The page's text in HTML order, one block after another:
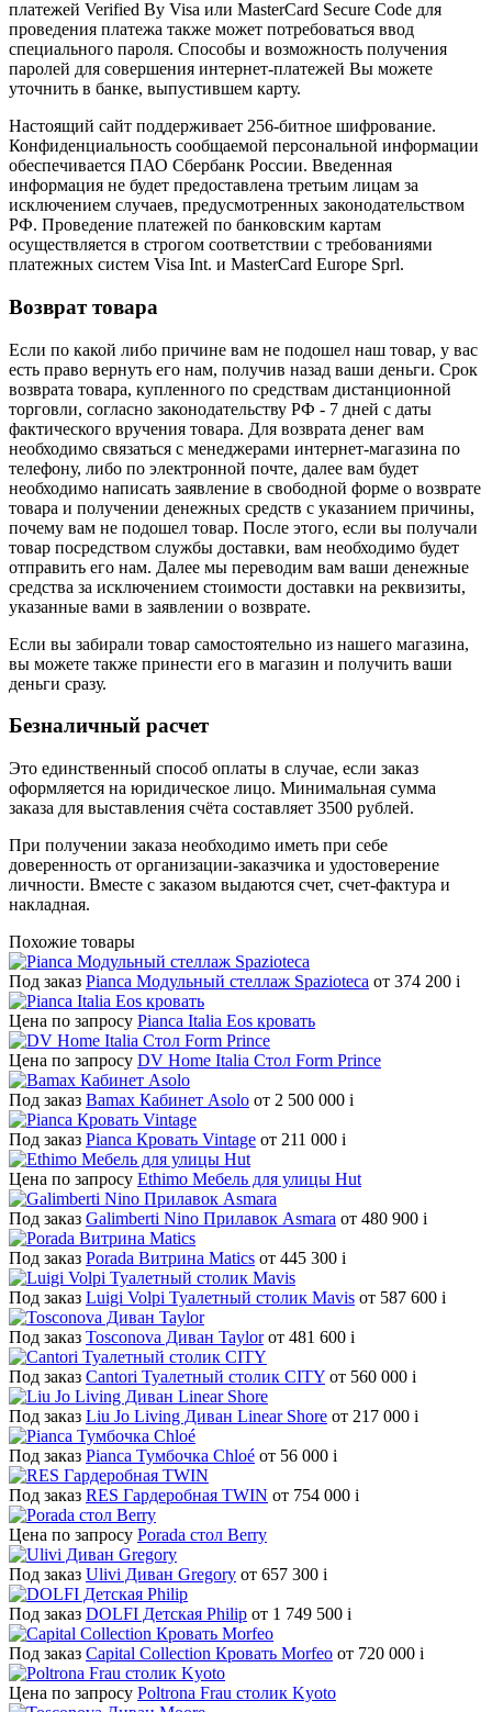
платежей Verified By Visa или MasterCard Secure Code для
проведения платежа также может потребоваться ввод
специального пароля. Способы и возможность получения
паролей для совершения интернет-платежей Вы можете
уточнить в банке, выпустившем карту.
Настоящий сайт поддерживает 256-битное шифрование.
Конфиденциальность сообщаемой персональной информации
обеспечивается ПАО Сбербанк России. Введенная
информация не будет предоставлена третьим лицам за
исключением случаев, предусмотренных законодательством
РФ. Проведение платежей по банковским картам
осуществляется в строгом соответствии с требованиями
платежных систем Visa Int. и MasterCard Europe Sprl.
Возврат товара
Если по какой либо причине вам не подошел наш товар, у вас
есть право вернуть его нам, получив назад ваши деньги. Срок
возврата товара, купленного по средствам дистанционной
торговли, согласно законодательству РФ - 7 дней с даты
фактического вручения товара. Для возврата денег вам
необходимо связаться с менеджерами интернет-магазина по
телефону, либо по электронной почте, далее вам будет
необходимо написать заявление в свободной форме о возврате
товара и получении денежных средств с указанием причины,
почему вам не подошел товар. После этого, если вы получали
товар посредством службы доставки, вам необходимо будет
отправить его нам. Далее мы переводим вам ваши денежные
средства за исключением стоимости доставки на реквизиты,
указанные вами в заявлении о возврате.
Если вы забирали товар самостоятельно из нашего магазина,
вы можете также принести его в магазин и получить ваши
деньги сразу.
Безналичный расчет
Это единственный способ оплаты в случае, если заказ
оформляется на юридическое лицо. Минимальная сумма
заказа для выставления счёта составляет 3500 рублей.
При получении заказа необходимо иметь при себе
доверенность от организации-заказчика и удостоверение
личности. Вместе с заказом выдаются счет, счет-фактура и
накладная.
Похожие товары
Под заказ Pianca Модульный стеллаж Spazioteca от 374 200 i
Цена по запросу Pianca Italia Eos кровать
Цена по запросу DV Home Italia Стол Form Prince
Под заказ Bamax Кабинет Asolo от 2 500 000 i
Под заказ Pianca Кровать Vintage от 211 000 i
Цена по запросу Ethimo Мебель для улицы Hut
Под заказ Galimberti Nino Прилавок Asmara от 480 900 i
Под заказ Porada Витрина Matics от 445 300 i
Под заказ Luigi Volpi Туалетный столик Mavis от 587 600 i
Под заказ Tosconova Диван Taylor от 481 600 i
Под заказ Cantori Туалетный столик CITY от 560 000 i
Под заказ Liu Jo Living Диван Linear Shore от 217 000 i
Под заказ Pianca Тумбочка Chloé от 56 000 i
Под заказ RES Гардеробная TWIN от 754 000 i
Цена по запросу Porada стол Berry
Под заказ Ulivi Диван Gregory от 657 300 i
Под заказ DOLFI Детская Philip от 1 749 500 i
Под заказ Capital Collection Кровать Morfeo от 720 000 i
Цена по запросу Poltrona Frau столик Kyoto